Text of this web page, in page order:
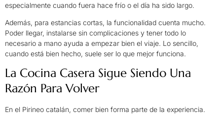
especialmente cuando fuera hace frío o el día ha sido largo.
Además, para estancias cortas, la funcionalidad cuenta mucho.
Poder llegar, instalarse sin complicaciones y tener todo lo
necesario a mano ayuda a empezar bien el viaje. Lo sencillo,
cuando está bien hecho, suele ser lo que mejor funciona.
La Cocina Casera Sigue Siendo Una
Razón Para Volver
En el Pirineo catalán, comer bien forma parte de la experiencia.